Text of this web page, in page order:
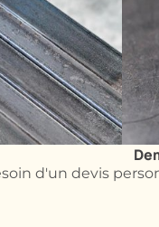
d'un devis